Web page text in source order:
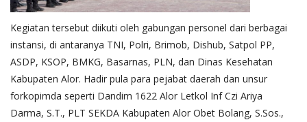
Kegiatan tersebut diikuti oleh gabungan personel dari berbagai
instansi, di antaranya TNI, Polri, Brimob, Dishub, Satpol PP,
ASDP, KSOP, BMKG, Basarnas, PLN, dan Dinas Kesehatan
Kabupaten Alor. Hadir pula para pejabat daerah dan unsur
forkopimda seperti Dandim 1622 Alor Letkol Inf Czi Ariya
Darma, S.T., PLT SEKDA Kabupaten Alor Obet Bolang, S.Sos.,